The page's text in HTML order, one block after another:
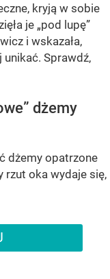
kryją w sobie
je „pod lupę”
i wskazała,
Sprawdź,
dżemy
dżemy opatrzone
rzut oka wydaje się,